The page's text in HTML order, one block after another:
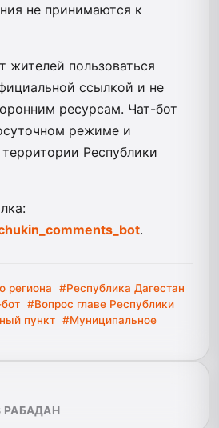
не принимаются к
жителей пользоваться
ссылкой и не
ресурсам. Чат-бот
режиме и
Республики
.
региона
#Республика Дагестан
#Вопрос главе Республики
пункт #Муниципальное
РАБАДАН